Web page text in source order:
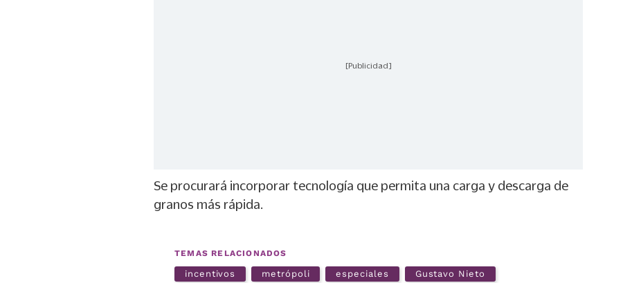
[Publicidad]
Se procurará incorporar tecnología que permita una carga y descarga de
granos más rápida.
TEMAS RELACIONADOS
incentivos metrópoli especiales Gustavo Nieto